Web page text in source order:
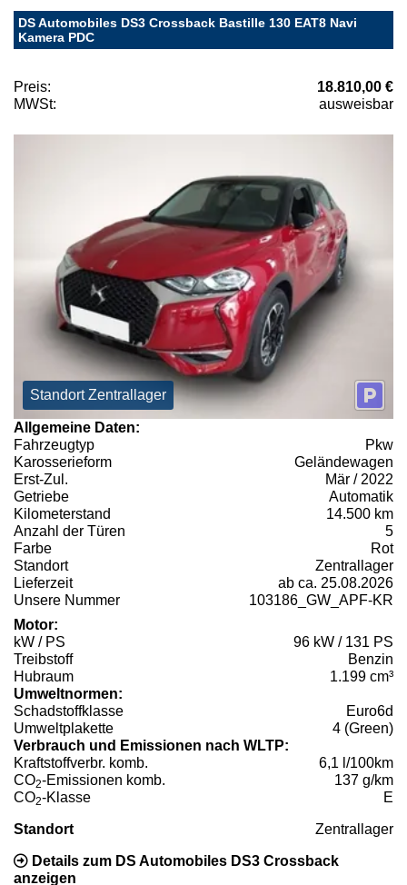
DS Automobiles DS3 Crossback Bastille 130 EAT8 Navi
Kamera PDC
Preis:
18.810,00 €
MWSt:
ausweisbar
Standort Zentrallager
Allgemeine Daten:
Fahrzeugtyp
Pkw
Karosserieform
Geländewagen
Erst-Zul.
Mär / 2022
Getriebe
Automatik
Kilometerstand
14.500 km
Anzahl der Türen
5
Farbe
Rot
Standort
Zentrallager
Lieferzeit
ab ca. 25.08.2026
Unsere Nummer
103186_GW_APF-KR
Motor:
kW / PS
96 kW / 131 PS
Treibstoff
Benzin
Hubraum
1.199 cm³
Umweltnormen:
Schadstoffklasse
Euro6d
Umweltplakette
4 (Green)
Verbrauch und Emissionen nach WLTP:
Kraftstoffverbr. komb.
6,1 l/100km
CO2-Emissionen komb.
137 g/km
CO2-Klasse E
Standort Zentrallager
Details zum DS Automobiles DS3 Crossback
anzeigen